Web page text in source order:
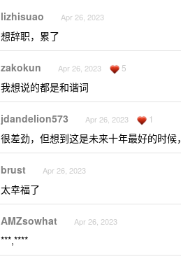
lizhisuao Apr 26, 2023
想辞职，累了
zakokun Apr 26, 2023 5
我想说的都是和谐词
jdandelion573 Apr 26, 2023 1
很差劲，但想到这是未来十年最好的时候
brust Apr 26, 2023
太幸福了
AMZsowhat Apr 26, 2023
***,****